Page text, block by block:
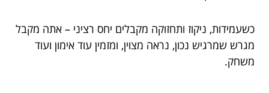
כשעמידות, ניקוז ותחזוקה מקבלים יחס רציני – אתה מקבל
מגרש שמרגיש נכון, נראה מצוין, ומזמין עוד אימון ועוד
משחק.